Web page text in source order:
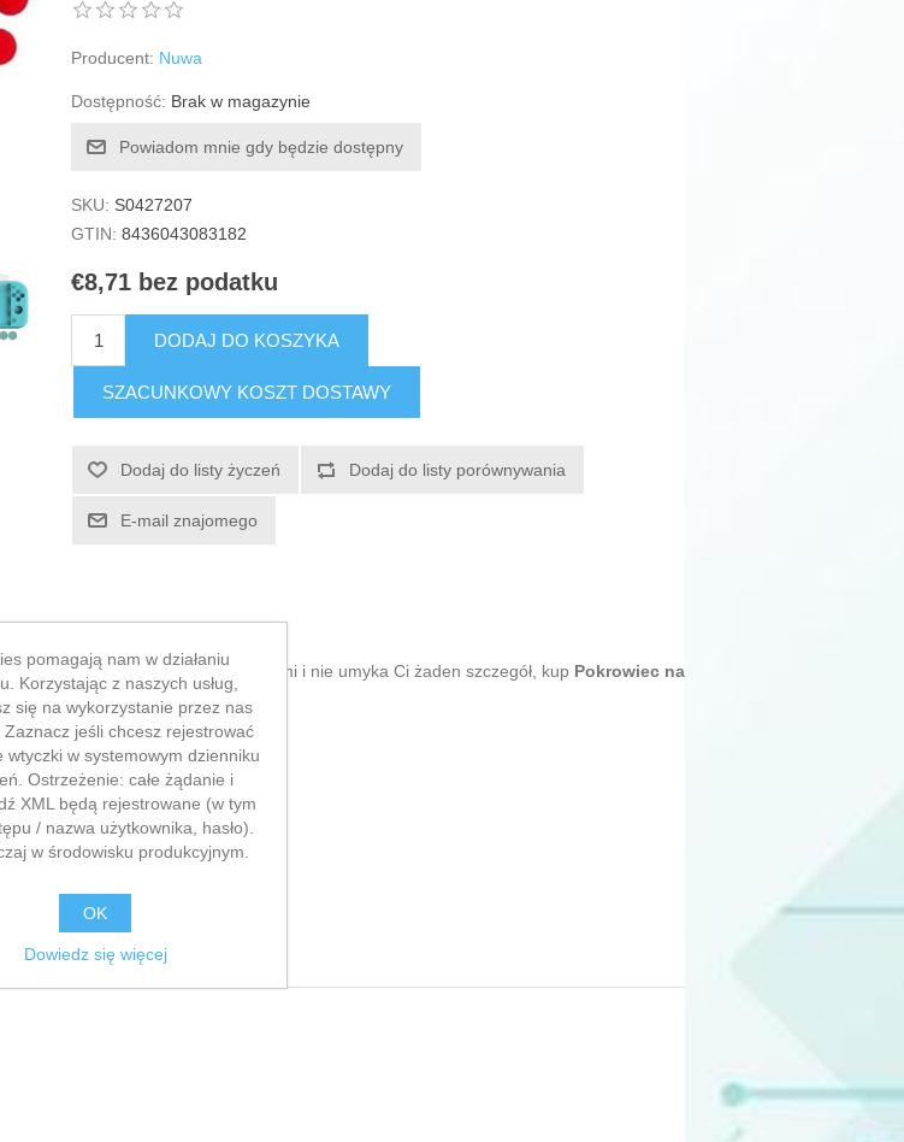
Producent: Nuwa
Dostępność: Brak w magazynie
Powiadom mnie gdy będzie dostępny
SKU: S0427207
GTIN: 8436043083182
€8,71 bez podatku
DODAJ DO KOSZYKA
SZACUNKOWY KOSZT DOSTAWY
Dodaj do listy życzeń Dodaj do listy porównywania
E-mail znajomego
z nowościami technologicznymi i nie umyka Ci żaden szczegół, kup Pokrowiec na
pomagają nam w działaniu
Korzystając z naszych usług,
się na wykorzystanie przez nas
Zaznacz jeśli chcesz rejestrować
wtyczki w systemowym dzienniku
Ostrzeżenie: całe żądanie i
XML będą rejestrowane (w tym
/ nazwa użytkownika, hasło).
w środowisku produkcyjnym.
OK
Dowiedz się więcej